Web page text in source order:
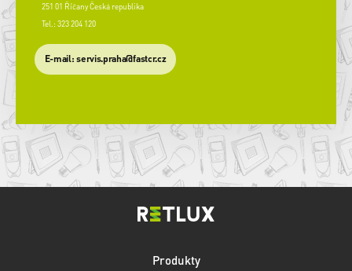
251 01 Říčany Česká republika
Tel.: 323 204 120
​E-mail: servis.praha@fastcr.cz
Produkty